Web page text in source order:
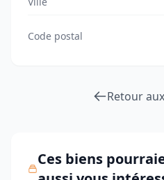
Code postal
Retour
Ces biens